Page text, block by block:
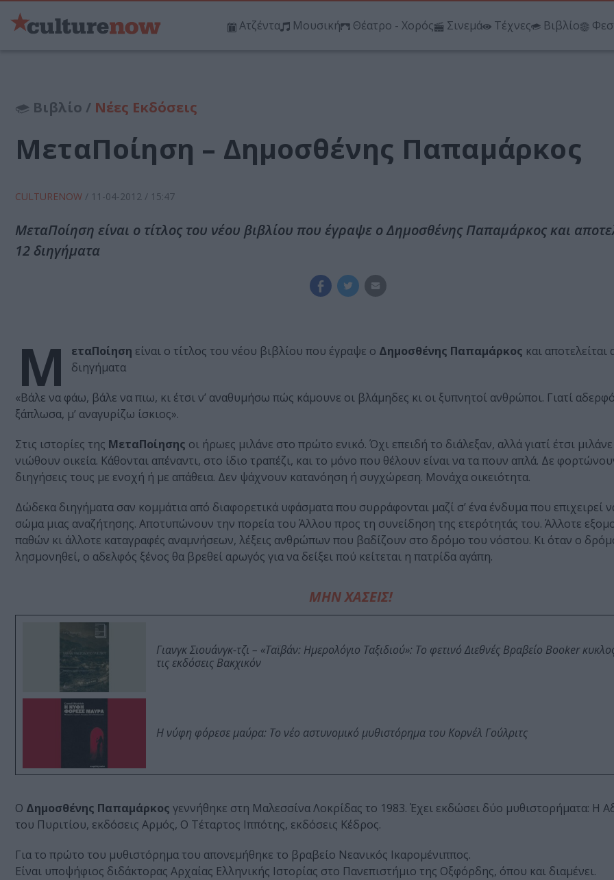
Ατζέντα Μουσική Θέατρο - Χορός Σινεμά Τέχνες Βιβλίο
Βιβλίο / Νέες Εκδόσεις
ΜεταΠοίηση – Δημοσθένης Παπαμάρκος
CULTURENOW / 11-04-2012 / 15:47
ΜεταΠοίηση είναι ο τίτλος του νέου βιβλίου που έγραψε ο Δημοσθένης Παπαμάρκος και
12 διηγήματα
Μ εταΠοίηση είναι ο τίτλος του νέου βιβλίου που έγραψε ο Δημοσθένης Παπαμάρκος και αποτελείται
διηγήματα
«Βάλε να φάω, βάλε να πιω, κι έτσι ν’ αναθυμήσω πώς κάμουνε οι βλάμηδες κι οι ξυπνητοί ανθρώποι. Γιατί
ξάπλωσα, μ’ αναγυρίζω ίσκιος».
Στις ιστορίες της ΜεταΠοίησης οι ήρωες μιλάνε στο πρώτο ενικό. Όχι επειδή το διάλεξαν, αλλά γιατί έτσι
νιώθουν οικεία. Κάθονται απέναντι, στο ίδιο τραπέζι, και το μόνο που θέλουν είναι να τα πουν απλά. Δε
διηγήσεις τους με ενοχή ή με απάθεια. Δεν ψάχνουν κατανόηση ή συγχώρεση. Μονάχα οικειότητα.
Δώδεκα διηγήματα σαν κομμάτια από διαφορετικά υφάσματα που συρράφονται μαζί σ’ ένα ένδυμα που επιχειρεί
σώμα μιας αναζήτησης. Αποτυπώνουν την πορεία του Άλλου προς τη συνείδηση της ετερότητάς του. Άλλοτε
παθών κι άλλοτε καταγραφές αναμνήσεων, λέξεις ανθρώπων που βαδίζουν στο δρόμο του νόστου. Κι όταν ο
λησμονηθεί, ο αδελφός ξένος θα βρεθεί αρωγός για να δείξει πού κείτεται η πατρίδα αγάπη.
ΜΗΝ ΧΑΣΕΙΣ!
Γιανγκ Σιουάνγκ-τζι – «Ταϊβάν: Ημερολόγιο Ταξιδιού»: Το φετινό Διεθνές Βραβείο Booker
τις εκδόσεις Βακχικόν
Η νύφη φόρεσε μαύρα: Το νέο αστυνομικό μυθιστόρημα του Κορνέλ Γούλριτς
Ο Δημοσθένης Παπαμάρκος γεννήθηκε στη Μαλεσσίνα Λοκρίδας το 1983. Έχει εκδώσει δύο μυθιστορήματα: Η
του Πυριτίου, εκδόσεις Αρμός, Ο Τέταρτος Ιππότης, εκδόσεις Κέδρος.
Για το πρώτο του μυθιστόρημα του απονεμήθηκε το βραβείο Νεανικός Ικαρομένιππος.
Είναι υποψήφιος διδάκτορας Αρχαίας Ελληνικής Ιστορίας στο Πανεπιστήμιο της Οξφόρδης, όπου και διαμένει.